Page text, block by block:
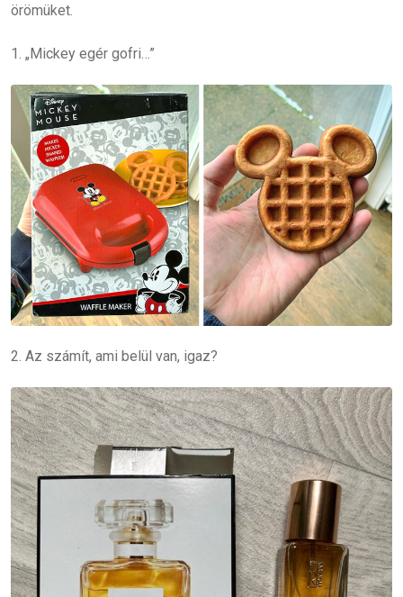
örömüket.
1. „Mickey egér gofri…”
2. Az számít, ami belül van, igaz?